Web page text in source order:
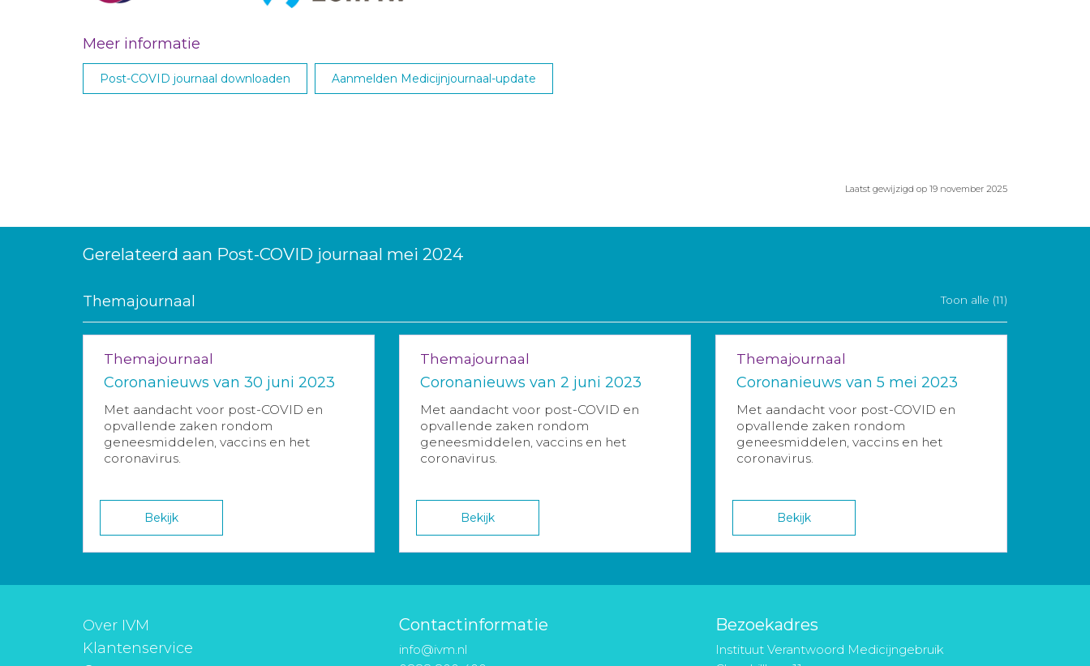
Meer informatie
Post-COVID journaal downloaden Aanmelden Medicijnjournaal-update
Laatst gewijzigd op 19 november 2025
Gerelateerd aan Post-COVID journaal mei 2024
Themajournaal Toon alle (11)
Themajournaal
Coronanieuws van 30 juni 2023
Met aandacht voor post-COVID en
opvallende zaken rondom
geneesmiddelen, vaccins en het
coronavirus.
Bekijk
Themajournaal
Coronanieuws van 2 juni 2023
Met aandacht voor post-COVID en
opvallende zaken rondom
geneesmiddelen, vaccins en het
coronavirus.
Bekijk
Themajournaal
Coronanieuws van 5 mei 2023
Met aandacht voor post-COVID en
opvallende zaken rondom
geneesmiddelen, vaccins en het
coronavirus.
Bekijk
Over IVM
Klantenservice
Contactinformatie
info@ivm.nl
Bezoekadres
Instituut Verantwoord Medicijngebruik